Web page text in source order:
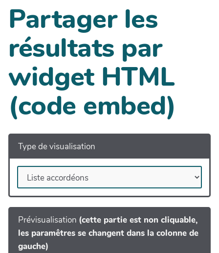
Partager les
résultats par
widget HTML
(code embed)
Type de visualisation
Prévisualisation (cette partie est non cliquable,
les paramêtres se changent dans la colonne de
gauche)